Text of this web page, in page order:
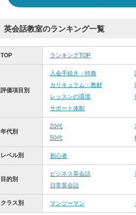
英会話教室のランキング一覧
TOP ランキングTOP
評価項目別
入会手続き・特典
カリキュラム・教材
レッスンの環境
サポート体制
年代別
20代
50代
レベル別 初心者
目的別
ビジネス英会話
日常英会話
クラス別 マンツーマン